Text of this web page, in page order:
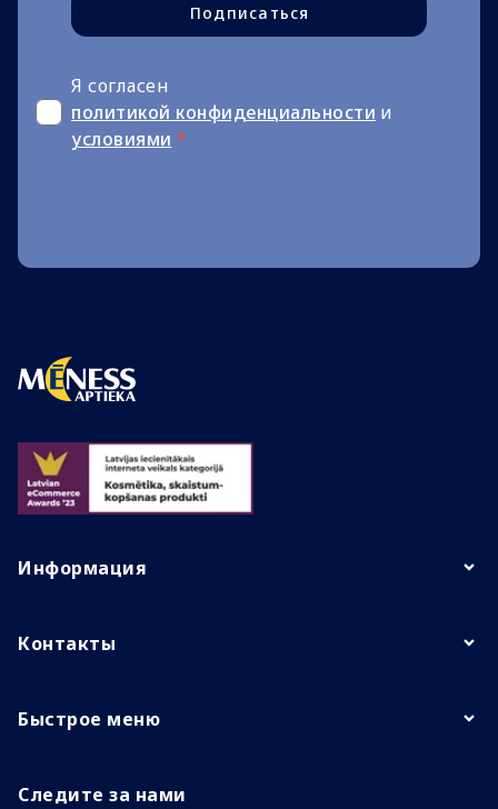
Подписаться
Я согласен
политикой конфиденциальности и
условиями *
Информация
Контакты
Быстрое меню
Следите за нами